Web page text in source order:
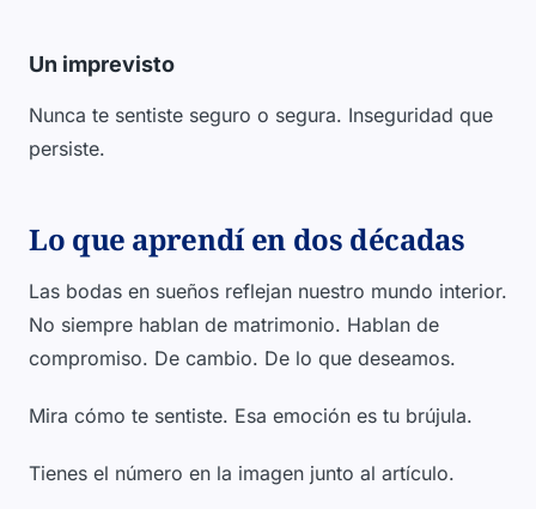
Un imprevisto
Nunca te sentiste seguro o segura. Inseguridad que
persiste.
Lo que aprendí en dos décadas
Las bodas en sueños reflejan nuestro mundo interior.
No siempre hablan de matrimonio. Hablan de
compromiso. De cambio. De lo que deseamos.
Mira cómo te sentiste. Esa emoción es tu brújula.
Tienes el número en la imagen junto al artículo.